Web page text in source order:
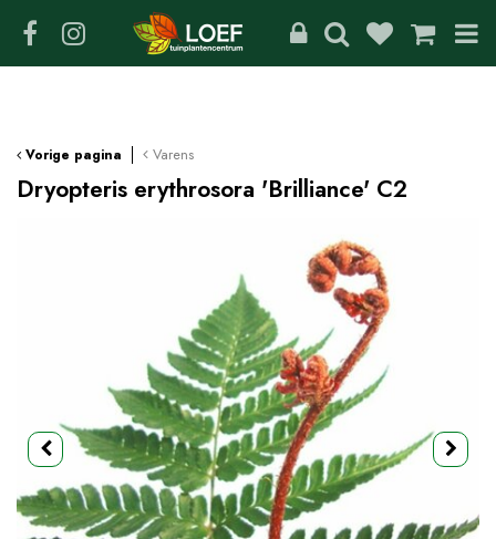
Vorige pagina Varens
Dryopteris erythrosora 'Brilliance' C2